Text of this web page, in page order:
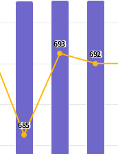
692
692
693
693
685
685